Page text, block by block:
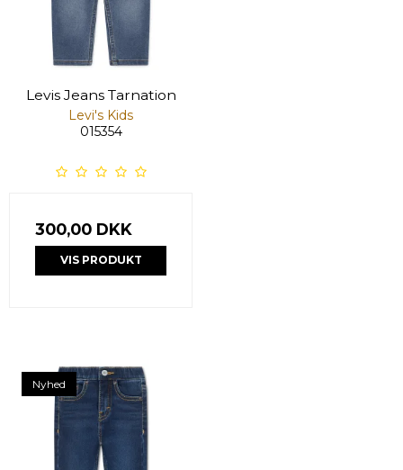
Levis Jeans Tarnation
Levi's Kids
015354
300,00 DKK
VIS PRODUKT
Nyhed